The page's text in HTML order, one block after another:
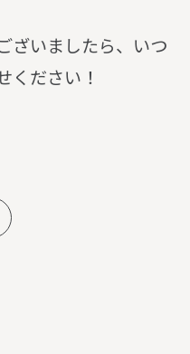
ざいましたら、いつ
ください！